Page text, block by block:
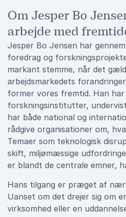
Om Jesper Bo
arbejde med
Jesper Bo Jensen har
foredrag og
markant stemme, når det
arbejdsmarkedets
former vores fremtid. Han
forskningsinstitutter,
har både national og
rådgive organisationer om,
Temaer som teknologisk
skift, miljømæssige
er blandt de centrale emner,
Hans tilgang er præget af
Uanset om det drejer sig om
virksomhed eller en